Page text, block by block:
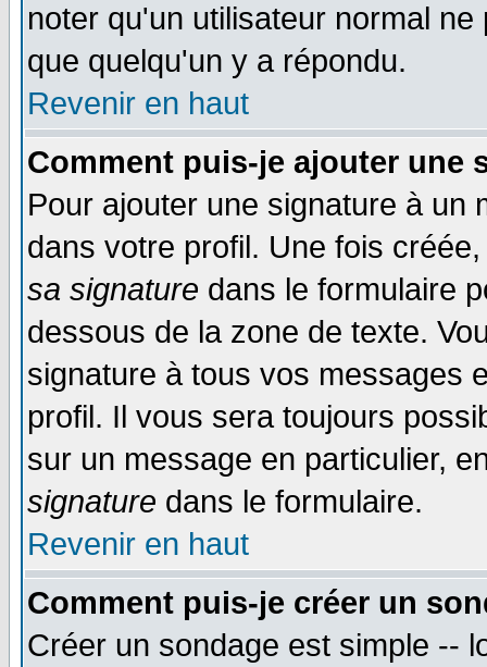
noter qu'un utilisateur normal
que quelqu'un y a répondu.
Revenir en haut
Comment puis-je ajouter une
Pour ajouter une signature à un
dans votre profil. Une fois
sa signature dans le formulaire
dessous de la zone de texte.
signature à tous vos messages
profil. Il vous sera toujours
sur un message en particulier,
signature dans le formulaire.
Revenir en haut
Comment puis-je créer un
Créer un sondage est simple --